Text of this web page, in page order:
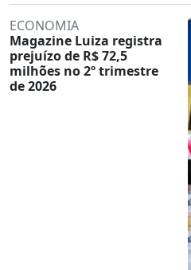
ECONOMIA
Magazine Luiza registra
prejuízo de R$ 72,5
milhões no 2º trimestre
de 2026